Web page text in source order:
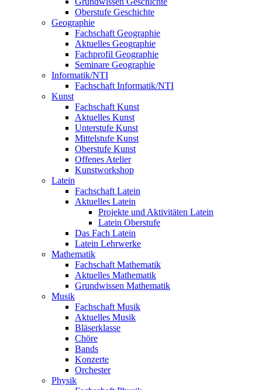
Oberstufe Geschichte
Geographie
Fachschaft Geographie
Aktuelles Geographie
Fachprofil Geographie
Seminare Geographie
Informatik/NTI
Fachschaft Informatik/NTI
Kunst
Fachschaft Kunst
Aktuelles Kunst
Unterstufe Kunst
Mittelstufe Kunst
Oberstufe Kunst
Offenes Atelier
Kunstworkshop
Latein
Fachschaft Latein
Aktuelles Latein
Projekte und Aktivitäten Latein
Latein Oberstufe
Das Fach Latein
Latein Lehrwerke
Mathematik
Fachschaft Mathematik
Aktuelles Mathematik
Grundwissen Mathematik
Musik
Fachschaft Musik
Aktuelles Musik
Bläserklasse
Chöre
Bands
Konzerte
Orchester
Physik